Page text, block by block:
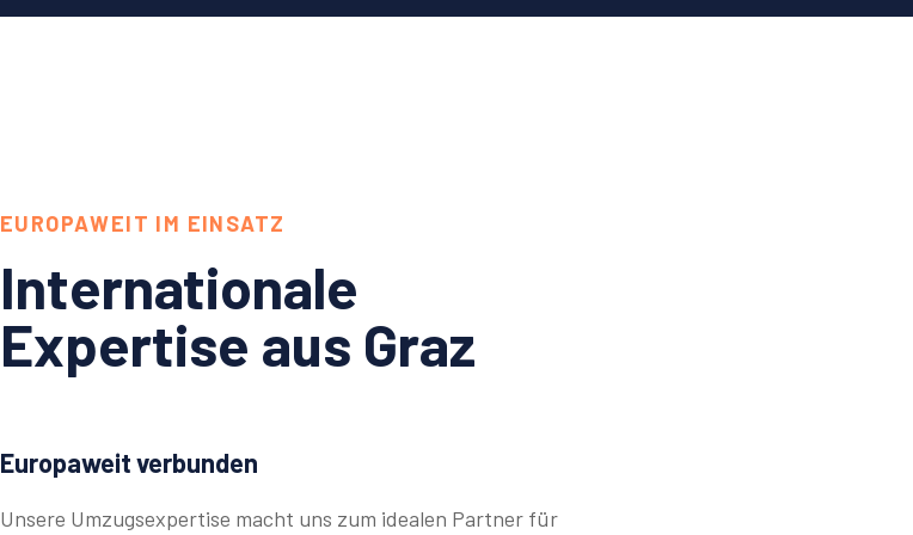
EUROPAWEIT IM EINSATZ
Internationale
Expertise aus Graz
Europaweit verbunden
Unsere Umzugsexpertise macht uns zum idealen Partner für